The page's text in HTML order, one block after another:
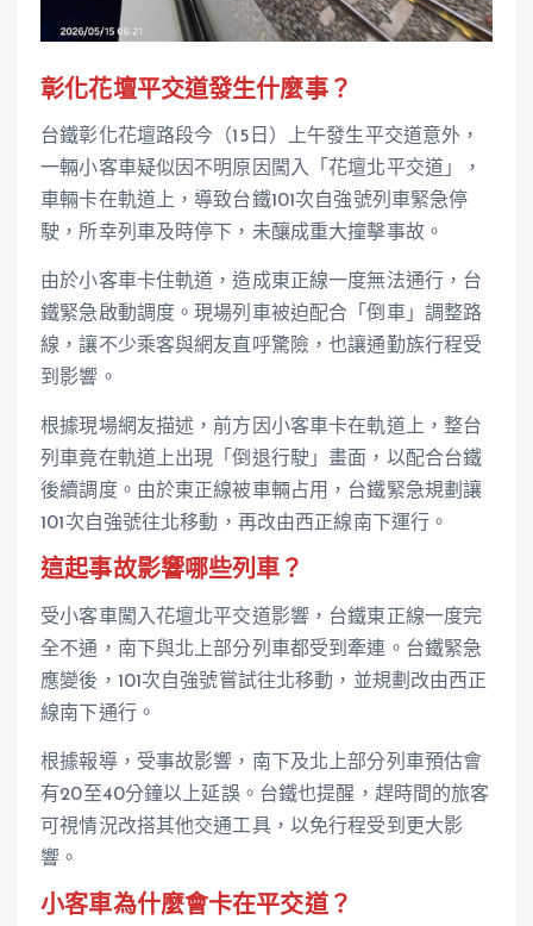
彰化花壇平交道發生什麼事？
台鐵彰化花壇路段今（15日）上午發生平交道意外，
一輛小客車疑似因不明原因闖入「花壇北平交道」，
車輛卡在軌道上，導致台鐵101次自強號列車緊急停
駛，所幸列車及時停下，未釀成重大撞擊事故。
由於小客車卡住軌道，造成東正線一度無法通行，台
鐵緊急啟動調度。現場列車被迫配合「倒車」調整路
線，讓不少乘客與網友直呼驚險，也讓通勤族行程受
到影響。
根據現場網友描述，前方因小客車卡在軌道上，整台
列車竟在軌道上出現「倒退行駛」畫面，以配合台鐵
後續調度。由於東正線被車輛占用，台鐵緊急規劃讓
101次自強號往北移動，再改由西正線南下運行。
這起事故影響哪些列車？
受小客車闖入花壇北平交道影響，台鐵東正線一度完
全不通，南下與北上部分列車都受到牽連。台鐵緊急
應變後，101次自強號嘗試往北移動，並規劃改由西正
線南下通行。
根據報導，受事故影響，南下及北上部分列車預估會
有20至40分鐘以上延誤。台鐵也提醒，趕時間的旅客
可視情況改搭其他交通工具，以免行程受到更大影
響。
小客車為什麼會卡在平交道？